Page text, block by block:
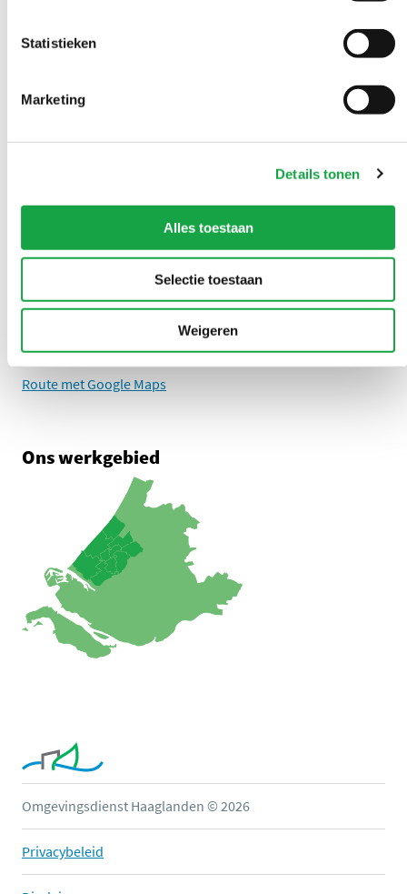
Statistieken
Marketing
Details tonen
Alles toestaan
Selectie toestaan
Weigeren
LinkedIn Omgevingsdienst Haaglanden (opent in een nieuw
Instagram Omgevingsdienst Haaglanden (opent in
X Omgevingsdienst Haaglanden (opent in
Facebook Omgevingsdienst
U kunt 24/7 een milieuklacht indienen
Adres
2596 AW Den Haag
Route met Google Maps
Ons werkgebied
Omgevingsdienst Haaglanden © 2026
Privacybeleid